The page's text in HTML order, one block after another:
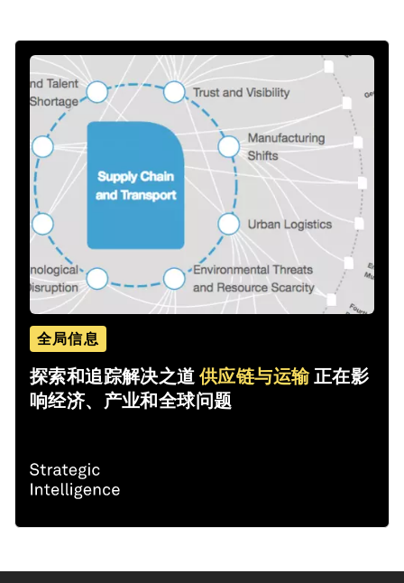
全局信息
探索和追踪解决之道供应链与运输正在影
响经济、产业和全球问题